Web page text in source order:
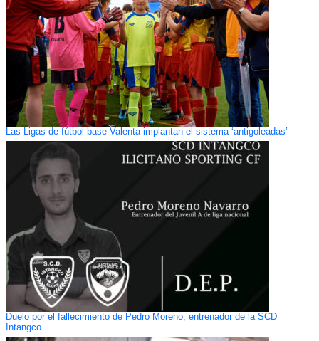
Las Ligas de fútbol base Valenta implantan el sistema ‘antigoleadas’
Duelo por el fallecimiento de Pedro Moreno, entrenador de la SCD
Intangco